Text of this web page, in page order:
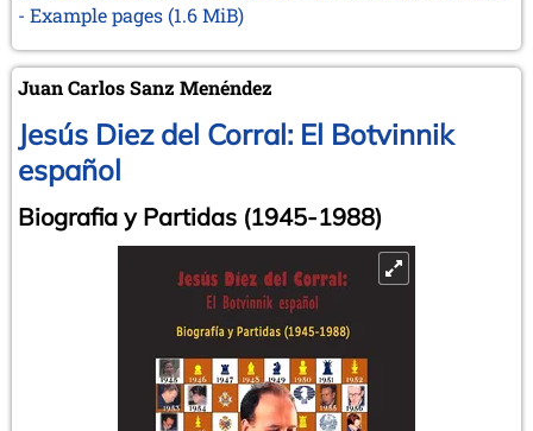
- Example pages (1.6 MiB)
Juan Carlos Sanz Menéndez
Jesús Diez del Corral: El Botvinnik
español
Biografia y Partidas (1945-1988)